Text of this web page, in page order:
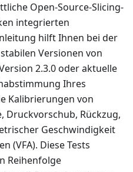
Open-Source-Slicing-
integrierten
hilft Ihnen bei der
Versionen von
2.3.0 oder aktuelle
Ihres
Kalibrierungen von
Druckvorschub, Rückzug,
Geschwindigkeit
(VFA). Diese Tests
Reihenfolge